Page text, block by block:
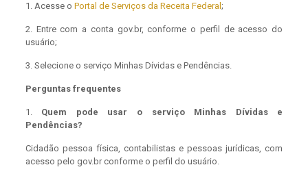
1. Acesse o Portal de Serviços da Receita Federal ;
2. Entre com a conta gov.br, conforme o perfil de acesso do
usuário;
3. Selecione o serviço Minhas Dívidas e Pendências.
Perguntas frequentes
1. Quem pode usar o serviço Minhas Dívidas e
Pendências?
Cidadão pessoa física, contabilistas e pessoas jurídicas, com
acesso pelo gov.br conforme o perfil do usuário.